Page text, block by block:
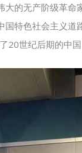
的无产阶级革
特色社会主义
20世纪后期的中国